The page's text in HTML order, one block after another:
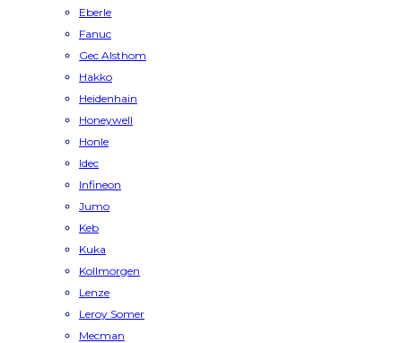
Eberle
Fanuc
Gec Alsthom
Hakko
Heidenhain
Honeywell
Honle
Idec
Infineon
Jumo
Keb
Kuka
Kollmorgen
Lenze
Leroy Somer
Mecman